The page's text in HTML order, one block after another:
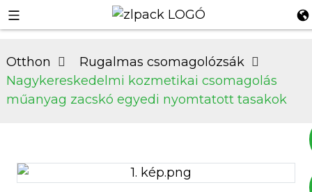
Otthon
Rugalmas csomagolózsák
Nagykereskedelmi kozmetikai csomagolás
műanyag zacskó egyedi nyomtatott tasakok